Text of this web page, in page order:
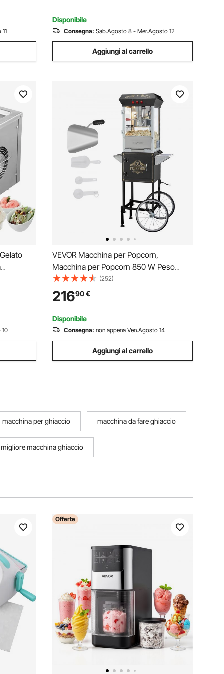
Disponibile
Consegna: Sab.Agosto 8 - Mer.Agosto 12
Aggiungi al carrello
Inox, per
10
VEVOR Macchina per Popcorn,
Macchina per Popcorn 850 W Peso
18,74 kg Bollitore 0,22 kg per 48 Tazze
per Lotto, Popcorn Macchina Dotato di
Vetro Temperato,Include 4 Misurini, Stile
Cinema, Nero
(252)
21690€
Disponibile
Consegna: non appena Ven.Agosto 14
Aggiungi al carrello
macchina per ghiaccio macchina da fare ghiaccio
migliore macchina ghiaccio
Offerte